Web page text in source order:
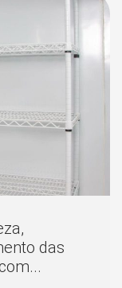
das